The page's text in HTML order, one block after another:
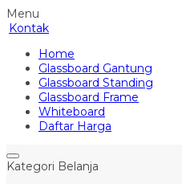
Menu
Kontak
Home
Glassboard Gantung
Glassboard Standing
Glassboard Frame
Whiteboard
Daftar Harga
Kategori Belanja